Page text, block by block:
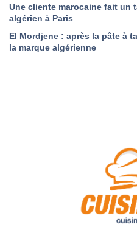
Une cliente marocaine fait un
algérien à Paris
El Mordjene : après la pâte à
la marque algérienne